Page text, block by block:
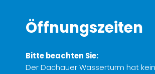
Öffnungszeiten
Bitte beachten Sie:
Der Dachauer Wasserturm hat